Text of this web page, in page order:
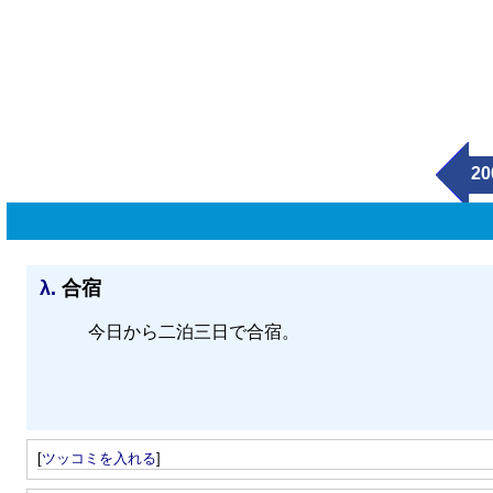
λ. 合宿
今日から二泊三日で合宿。
[ツッコミを入れる]